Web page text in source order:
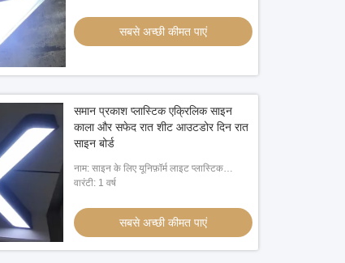
सबसे अच्छी कीमत पाएं
समान प्रकाश प्लास्टिक एक्रिलिक साइन
काला और सफेद रात शीट आउटडोर दिन रात
साइन बोर्ड
नाम: साइन के लिए यूनिफ़ॉर्म लाइट प्लास्टिक
ऐक्रेलिक शीट
वारंटी: 1 वर्ष
सबसे अच्छी कीमत पाएं